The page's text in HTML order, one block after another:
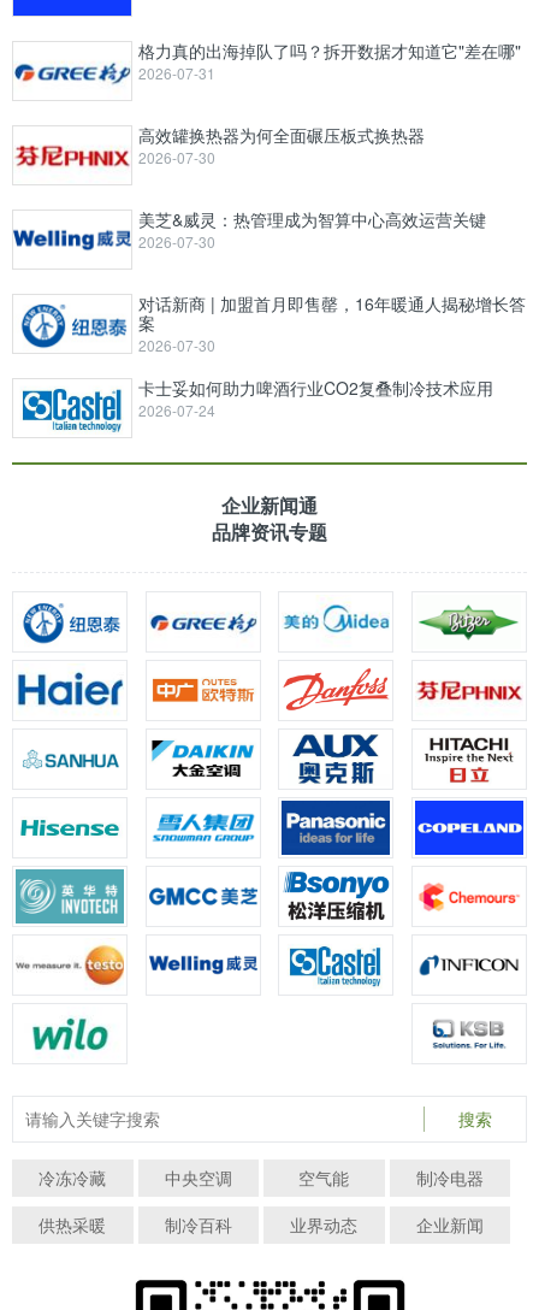
格力真的出海掉队了吗？拆开数据才知道它"差在哪"
2026-07-31
高效罐换热器为何全面碾压板式换热器
2026-07-30
美芝&威灵：热管理成为智算中心高效运营关键
2026-07-30
对话新商 | 加盟首月即售罄，16年暖通人揭秘增长答
案
2026-07-30
卡士妥如何助力啤酒行业CO2复叠制冷技术应用
2026-07-24
企业新闻通
品牌资讯专题
搜索
冷冻冷藏 中央空调 空气能
制冷电器
供热采暖
制冷百科 业界动态 企业新闻